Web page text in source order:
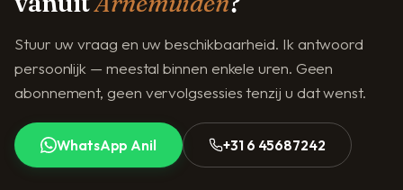
Stuur uw vraag en uw beschikbaarheid. Ik antwoord
persoonlijk — meestal binnen enkele uren. Geen
abonnement, geen vervolgsessies tenzij u dat wenst.
WhatsApp Anil +31 6 45687242